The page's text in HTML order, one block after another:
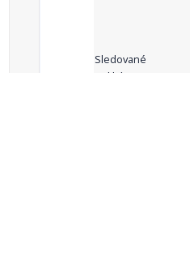
Sledované
indikátory: